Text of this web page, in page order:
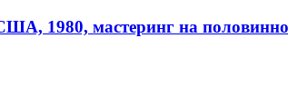
1980, мастеринг на